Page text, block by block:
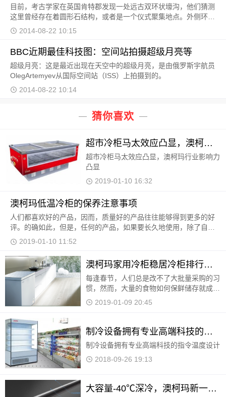
目前，考古学家在英国肯特郡发现一处远古双环状壕沟，他们猜测
这里曾经存在着圆形石结构，或者是一个仪式聚集地点。外侧环状
壕沟直径为30米，源自新石器时代，之后改造成为一
2014-08-22 10:15
BBC近期最佳科技图：空间站拍摄超级月亮等
超级月亮：这是最近出现在天空中的超级月亮，是由俄罗斯宇航员
OlegArtemyev从国际空间站（ISS）上拍摄到的。
2014-08-22 10:14
猜你喜欢
超市冷柜马太效应凸显，澳柯玛行业影响力凸显
超市冷柜马太效应凸显，澳柯玛行业影响力
凸显
2019-01-10 16:32
澳柯玛低温冷柜的保养注意事项
人们都喜欢好的产品，因而，质量好的产品往往能够得到更多的好
评。的确如此，但是，任何的产品，如果要长久地使用，除了自身
高质量的基础之外，使用过程中的保养也是必不可少
2019-01-10 11:52
澳柯玛家用冷柜稳居冷柜排行榜前列
每逢春节，人们总是改不了大批量采购的习
惯，然而，大量的食物如何保鲜储存就成了
人们采购之后出现的问题。对于有一台电冰
2019-01-09 20:45
制冷设备拥有专业高端科技的指令温度设计
制冷设备拥有专业高端科技的指令温度设计
2018-09-26 19:13
大容量-40℃深冷，澳柯玛新一代内嵌冷柜上市